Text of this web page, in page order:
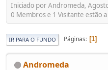
Iniciado por Andromeda,
0 Membros e 1 Visitante estão
IR PARA O FUNDO Páginas 1
Andromeda